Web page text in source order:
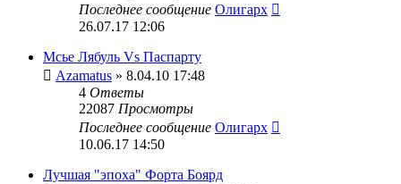
Последнее сообщение Олигарх
26.07.17 12:06
Мсье Лябуль Vs Паспарту
Azamatus » 8.04.10 17:48
4 Ответы
22087 Просмотры
Последнее сообщение Олигарх
10.06.17 14:50
Лучшая "эпоха" Форта Боярд